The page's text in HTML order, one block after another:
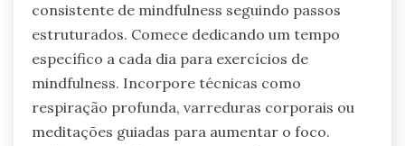
consistente de mindfulness seguindo passos
estruturados. Comece dedicando um tempo
específico a cada dia para exercícios de
mindfulness. Incorpore técnicas como
respiração profunda, varreduras corporais ou
meditações guiadas para aumentar o foco.